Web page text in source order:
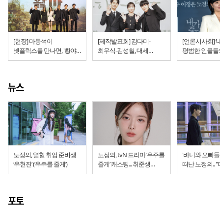
[현장] 마동석이
넷플릭스를 만나면, '황야'
제작발표회... “포스트
[제작발표회] 김다미-
최우식-김성철, 대세
스타들의 풋풋한 로맨스!
[언론시사회] ‘
평범한 인물
않은 사투
뉴스
노정의, 열혈 취업 준비생
‘우현진’ (‘우주를 줄게’)
노정의, tvN 드라마 ‘우주를
줄게’ 캐스팅... 취준생
우현진
'바니와 오빠
떠난 노정의..
관전포인트는
포토